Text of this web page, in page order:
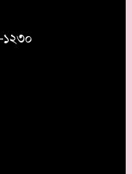
১২৩০